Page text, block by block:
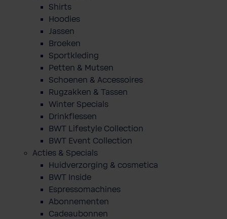
Shirts
Hoodies
Jassen
Broeken
Sportkleding
Petten & Mutsen
Schoenen & Accessoires
Rugzakken & Tassen
Winter Specials
Drinkflessen
BWT Lifestyle Collection
BWT Event Collection
Acties & Specials
Huidverzorging & cosmetica
BWT Inside
Espressomachines
Abonnementen
Cadeaubonnen